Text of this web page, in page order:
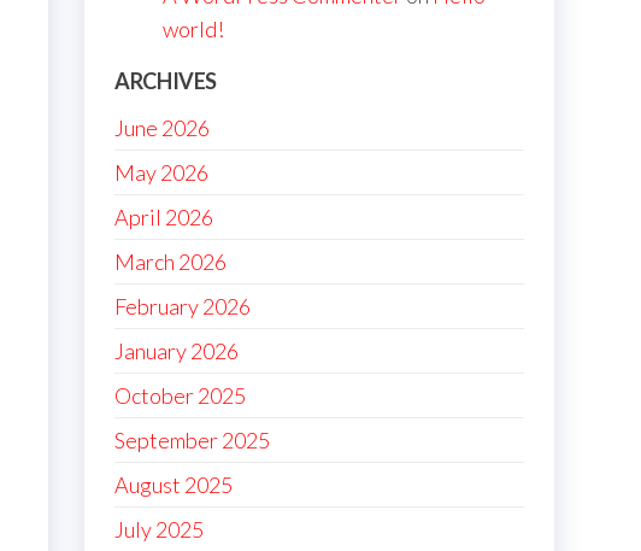
world!
ARCHIVES
June 2026
May 2026
April 2026
March 2026
February 2026
January 2026
October 2025
September 2025
August 2025
July 2025